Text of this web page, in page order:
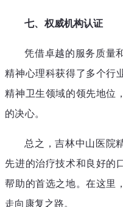
七、权威机构认证
凭借卓越的服务质量
精神心理科获得了多个行
精神卫生领域的领先地位
的决心。
总之，吉林中山医院
先进的治疗技术和良好的
帮助的首选之地。在这里
走向康复之路。